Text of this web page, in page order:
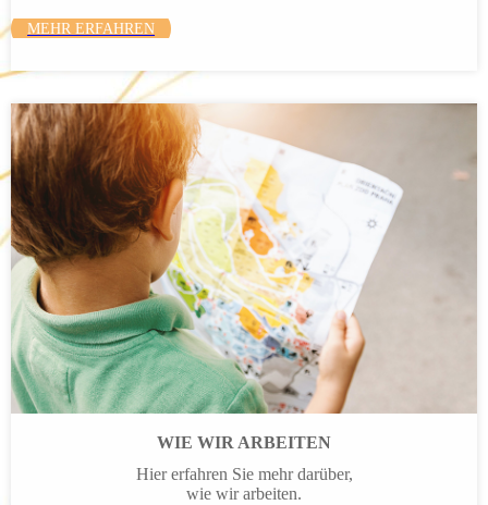
MEHR ERFAHREN
WIE WIR ARBEITEN
Hier erfahren Sie mehr darüber,
wie wir arbeiten.